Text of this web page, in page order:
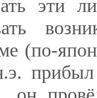
(по-